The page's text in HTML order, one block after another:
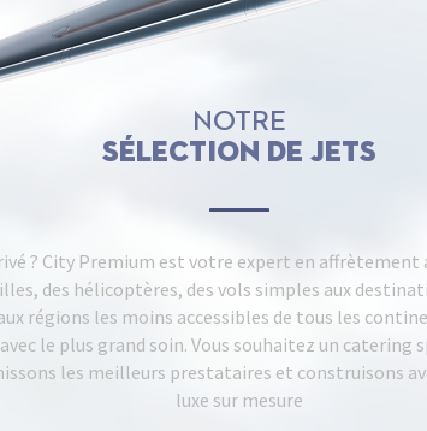
NOTRE
sélection de jets
? City Premium est votre expert en affrètement
des hélicoptères, des vols simples aux
régions les moins accessibles de tous les
le plus grand soin. Vous souhaitez un catering
les meilleurs prestataires et construisons
luxe sur mesure